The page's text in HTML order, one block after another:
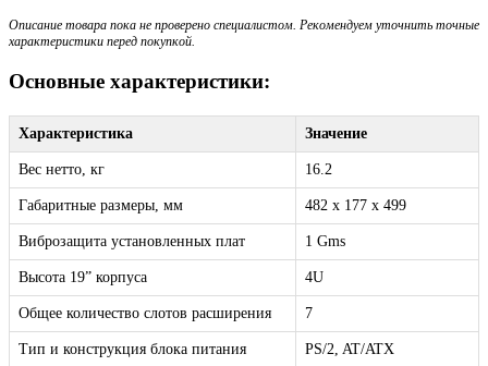
Описание товара пока не проверено специалистом. Рекомендуем уточнить точные
характеристики перед покупкой.
Основные характеристики:
Характеристика Значение
Вес нетто, кг 16.2
Габаритные размеры, мм 482 x 177 x 499
Виброзащита установленных плат 1 Gms
Высота 19” корпуса 4U
Общее количество слотов расширения 7
Тип и конструкция блока питания PS/2, AT/ATX